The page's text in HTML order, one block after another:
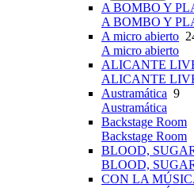
A BOMBO Y
A BOMBO Y
A micro abierto
A micro abierto
ALICANTE
ALICANTE
Austramática 9
Austramática
Backstage Room
Backstage Room
BLOOD,
BLOOD,
CON LA